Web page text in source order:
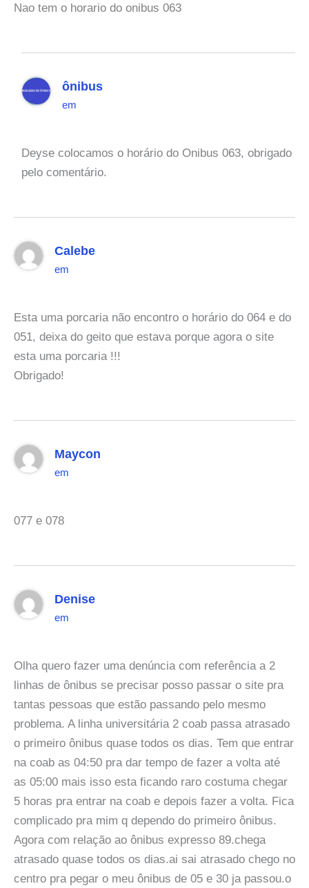
Nao tem o horario do onibus 063
ônibus
em
Deyse colocamos o horário do Onibus 063, obrigado
pelo comentário.
Calebe
em
Esta uma porcaria não encontro o horário do 064 e do
051, deixa do geito que estava porque agora o site
esta uma porcaria !!!
Obrigado!
Maycon
em
077 e 078
Denise
em
Olha quero fazer uma denúncia com referência a 2
linhas de ônibus se precisar posso passar o site pra
tantas pessoas que estão passando pelo mesmo
problema. A linha universitária 2 coab passa atrasado
o primeiro ônibus quase todos os dias. Tem que entrar
na coab as 04:50 pra dar tempo de fazer a volta até
as 05:00 mais isso esta ficando raro costuma chegar
5 horas pra entrar na coab e depois fazer a volta. Fica
complicado pra mim q dependo do primeiro ônibus.
Agora com relação ao ônibus expresso 89.chega
atrasado quase todos os dias.ai sai atrasado chego no
centro pra pegar o meu ônibus de 05 e 30 ja passou.o